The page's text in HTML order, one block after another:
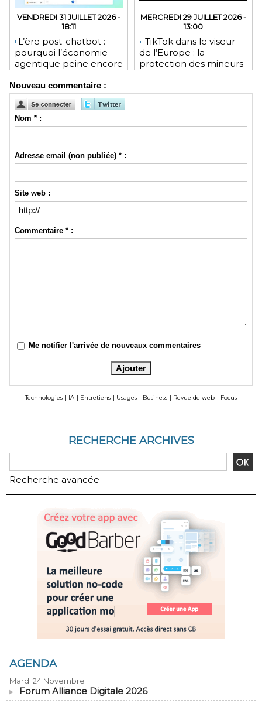
VENDREDI 31 JUILLET 2026 -
18:11
​L’ère post-chatbot :
pourquoi l’économie
agentique peine encore
financières
MERCREDI 29 JUILLET 2026 -
13:00
TikTok dans le viseur
de l’Europe : la
protection des mineurs
Nouveau commentaire :
Nom * :
Adresse email (non publiée) * :
Site web :
Commentaire * :
Me notifier l'arrivée de nouveaux commentaires
Technologies | IA | Entretiens | Usages | Business | Revue de web | Focus
RECHERCHE ARCHIVES
Recherche avancée
AGENDA
Mardi 24 Novembre
Forum Alliance Digitale 2026